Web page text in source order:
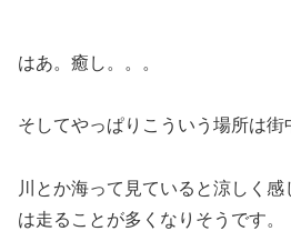
はあ。癒し。。。
そしてやっぱりこういう場所は街
川とか海って見ていると涼しく
は走ることが多くなりそうです。